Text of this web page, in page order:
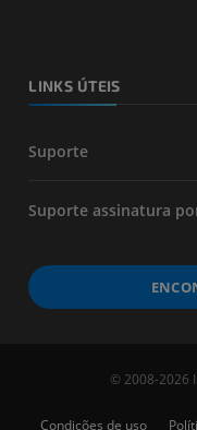
LINKS ÚTEIS
Suporte
Suporte assinatura
© 2008-2026
Condições de uso